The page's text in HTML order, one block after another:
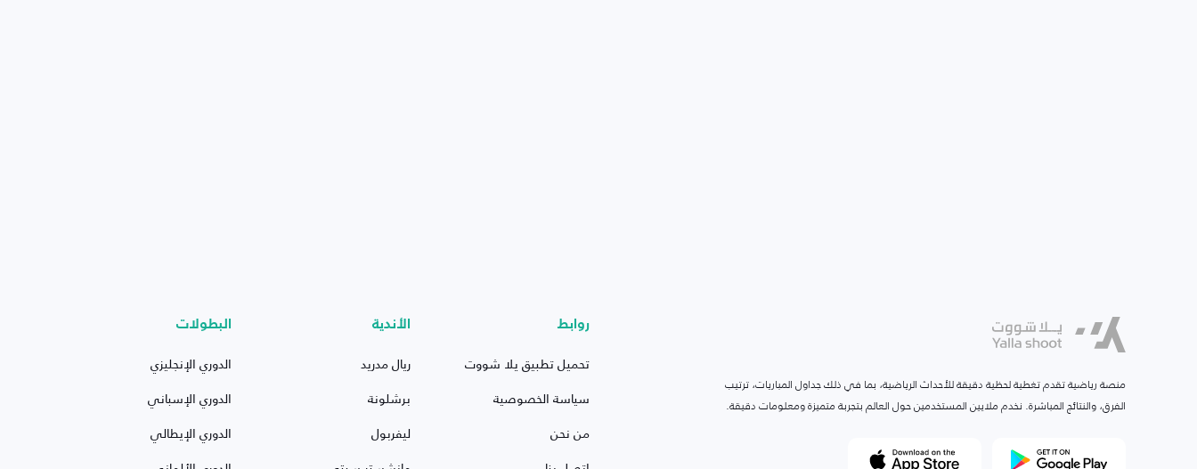
منصة رياضية تقدم تغطية لحظية دقيقة للأحداث الرياضية، بما في ذلك جداول المباريات، ترتيب
الفرق، والنتائج المباشرة. نخدم ملايين المستخدمين حول العالم بتجربة متميزة ومعلومات دقيقة.
روابط
تحميل تطبيق يلا شووت
سياسة الخصوصية
من نحن
الأندية
ريال مدريد
برشلونة
ليفربول
البطولات
الدوري الإنجليزي
الدوري الإسباني
الدوري الإيطالي